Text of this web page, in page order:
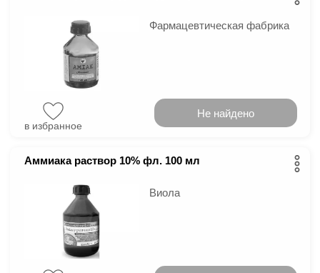
Фармацевтическая фабрика
в избранное
Не найдено
Аммиака раствор 10% фл. 100 мл
Виола